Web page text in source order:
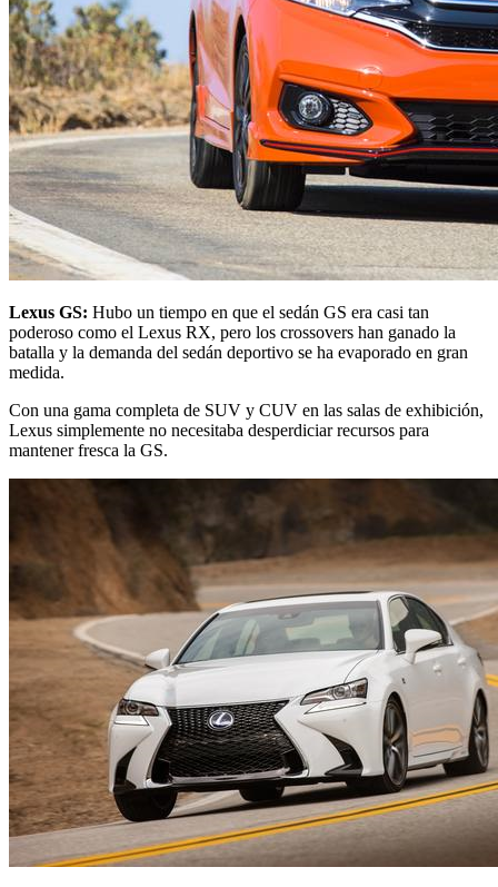
Lexus GS: Hubo un tiempo en que el sedán GS era casi tan
poderoso como el Lexus RX, pero los crossovers han ganado la
batalla y la demanda del sedán deportivo se ha evaporado en gran
medida.
Con una gama completa de SUV y CUV en las salas de exhibición,
Lexus simplemente no necesitaba desperdiciar recursos para
mantener fresca la GS.